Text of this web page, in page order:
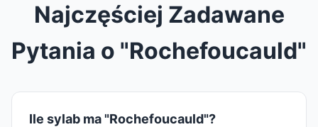
Najczęściej Zadawane
Pytania o "Rochefoucauld"
Ile sylab ma "Rochefoucauld"?